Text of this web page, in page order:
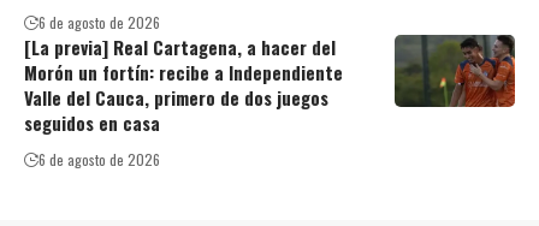
6 de agosto de 2026
[La previa] Real Cartagena, a hacer del
Morón un fortín: recibe a Independiente
Valle del Cauca, primero de dos juegos
seguidos en casa
6 de agosto de 2026